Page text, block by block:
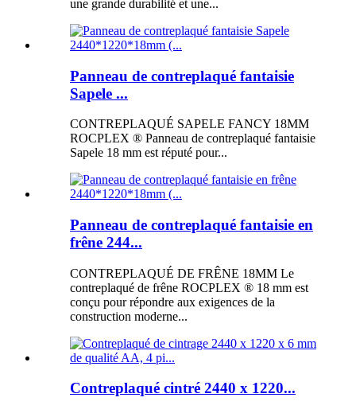
une grande durabilité et une...
Panneau de contreplaqué fantaisie
Sapele ...
CONTREPLAQUÉ SAPELE FANCY 18MM
ROCPLEX ® Panneau de contreplaqué fantaisie
Sapele 18 mm est réputé pour...
Panneau de contreplaqué fantaisie en
frêne 244...
CONTREPLAQUÉ DE FRÊNE 18MM Le
contreplaqué de frêne ROCPLEX ® 18 mm est
conçu pour répondre aux exigences de la
construction moderne...
Contreplaqué cintré 2440 x 1220...